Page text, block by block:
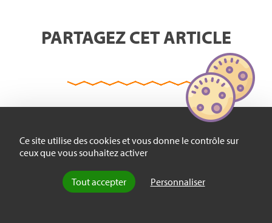
Ce site utilise des cookies et vous donne le contrôle sur
ceux que vous souhaitez activer
Tout accepter Personnaliser
PARTAGEZ CET ARTICLE
GARDONS LE CONTACT